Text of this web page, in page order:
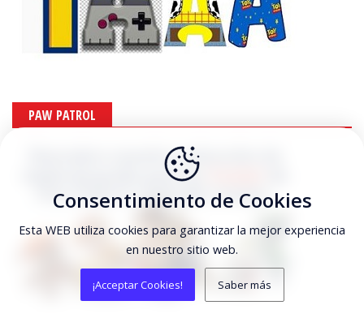
PAW PATROL
Consentimiento de Cookies
Esta WEB utiliza cookies para garantizar la mejor experiencia
en nuestro sitio web.
¡Acceptar Cookies! Saber más